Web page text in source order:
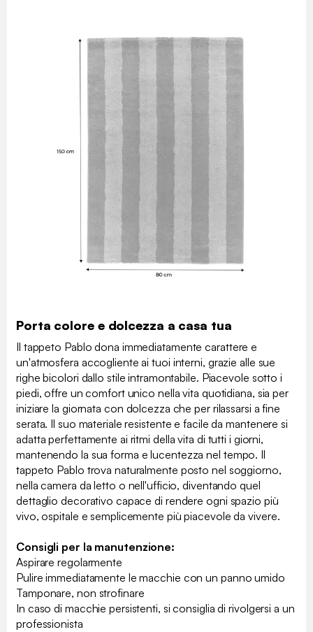
Porta colore e dolcezza a casa tua
Il tappeto Pablo dona immediatamente carattere e
un'atmosfera accogliente ai tuoi interni, grazie alle sue
righe bicolori dallo stile intramontabile. Piacevole sotto i
piedi, offre un comfort unico nella vita quotidiana, sia per
iniziare la giornata con dolcezza che per rilassarsi a fine
serata. Il suo materiale resistente e facile da mantenere si
adatta perfettamente ai ritmi della vita di tutti i giorni,
mantenendo la sua forma e lucentezza nel tempo. Il
tappeto Pablo trova naturalmente posto nel soggiorno,
nella camera da letto o nell'ufficio, diventando quel
dettaglio decorativo capace di rendere ogni spazio più
vivo, ospitale e semplicemente più piacevole da vivere.
Consigli per la manutenzione:
Aspirare regolarmente
Pulire immediatamente le macchie con un panno umido
Tamponare, non strofinare
In caso di macchie persistenti, si consiglia di rivolgersi a un
professionista